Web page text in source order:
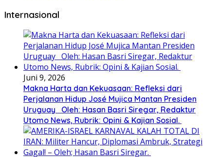
Internasional
Juni 9, 2026
Makna Harta dan Kekuasaan: Refleksi dari
Perjalanan Hidup José Mujica Mantan Presiden
Uruguay Oleh: Hasan Basri Siregar, Redaktur
Utomo News, Rubrik: Opini & Kajian Sosial.